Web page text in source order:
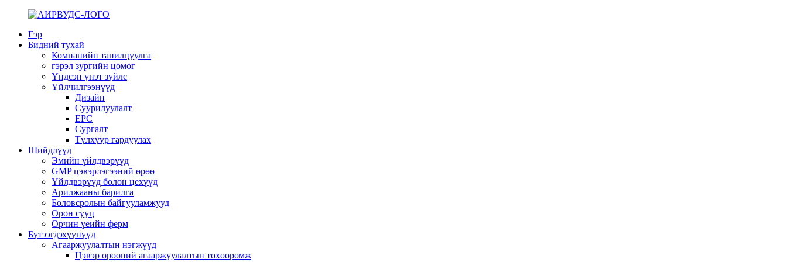
Гэр
Бидний тухай
Компанийн танилцуулга
гэрэл зургийн цомог
Үндсэн үнэт зүйлс
Үйлчилгээнүүд
Дизайн
Суурилуулалт
EPC
Сургалт
Түлхүүр гардуулах
Шийдлүүд
Эмийн үйлдвэрүүд
GMP цэвэрлэгээний өрөө
Үйлдвэрүүд болон цехүүд
Арилжааны барилга
Боловсролын байгууламжууд
Орон сууц
Орчин үеийн ферм
Бүтээгдэхүүнүүд
Агааржуулалтын нэгжүүд
Цэвэр өрөөний агааржуулалтын төхөөрөмж